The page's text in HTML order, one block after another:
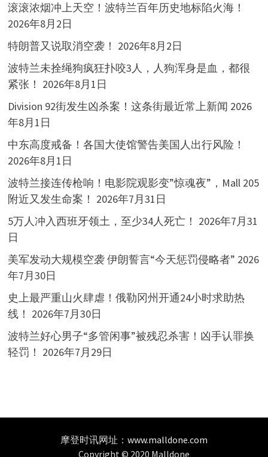
滚滚浓烟冲上天空！波特兰百年历史地标陷火海！
2026年8月2日
特朗普又说取消空袭！ 2026年8月2日
波特兰未拴绳狗疯狂扑咬3人，人狗浑身是血，都很
紧张！ 2026年8月1日
Division 92街发生凶杀案！这条街最近常上新闻 2026
年8月1日
中东高度戒备！各国大使馆警告美国人出行风险！
2026年8月1日
波特兰接连传枪响！电影院观影变”惊魂夜”，Mall 205
附近又发生命案！ 2026年7月31日
5万人冲入西班牙领土，至少34人死亡！ 2026年7月31
日
美军发动大规模空袭 伊朗誓言“今天惩罚侵略者” 2026
年7月30日
史上最严重山火肆虐！俄勒冈州开通24小时求助热
线！ 2026年7月30日
波特兰好心男子“多管闲事”被残忍杀害！凶手认罪换
轻罚！ 2026年7月29日
摩登时讯网址： www.malldone.com
Copyright © 2020 Malldone